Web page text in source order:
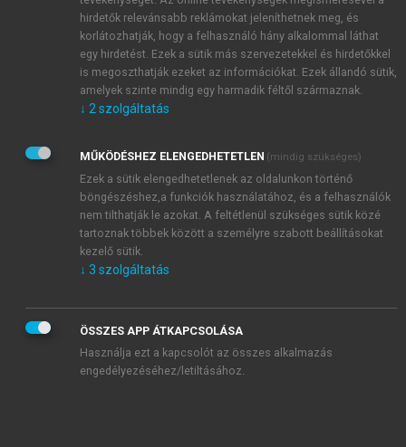
JELSZÓ ÚJRA
Kérek értesítést a MeRSZ újdonságairól, akcióiról.
Kérek értesítést az Akadémiai Kiadó Zrt. újdonságairól,
Adatkezelési tájékoztatóbanfoglaltakat tudomásul
veszem és elfogadom.
Általános vásárlási feltételeket, valamint a szotar.netés a
mersz.huoldalak licencszerződéseiben foglaltakat
tudomásul veszem és elfogadom.
KIPRÓBÁLOM
hirdetők relevánsabb reklámokat jeleníthetnek meg, és
korlátozhatják, hogy a felhasználó hány alkalommal láthat
egy hirdetést. Ezek a sütik más szervezetekkel és hirdetőkkel
is megoszthatják ezeket az információkat. Ezek állandó sütik,
amelyek szinte mindig egy harmadik féltől származnak.
↓ 2 szolgáltatás
MŰKÖDÉSHEZ ELENGEDHETETLEN (mindig szükséges)
Ezek a sütik elengedhetetlenek az oldalunkon történő
böngészéshez,a funkciók használatához, és a felhasználók
nem tilthatják le azokat. A feltétlenül szükséges sütik közé
tartoznak többek között a személyre szabott beállításokat
kezelő sütik.
↓ 3 szolgáltatás
ÖSSZES APP ÁTKAPCSOLÁSA
Használja ezt a kapcsolót az összes alkalmazás
engedélyezéséhez/letiltásához.